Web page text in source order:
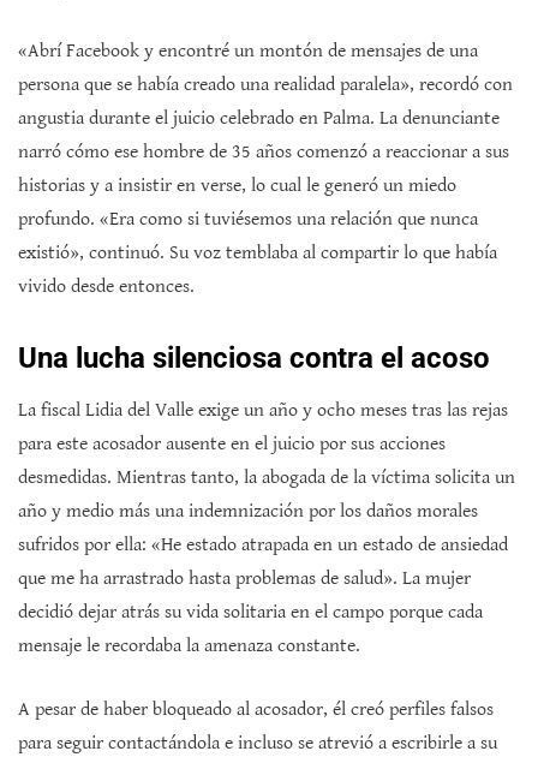
«Abrí Facebook y encontré un montón de mensajes de una
persona que se había creado una realidad paralela», recordó con
angustia durante el juicio celebrado en Palma. La denunciante
narró cómo ese hombre de 35 años comenzó a reaccionar a sus
historias y a insistir en verse, lo cual le generó un miedo
profundo. «Era como si tuviésemos una relación que nunca
existió», continuó. Su voz temblaba al compartir lo que había
vivido desde entonces.
Una lucha silenciosa contra el acoso
La fiscal Lidia del Valle exige un año y ocho meses tras las rejas
para este acosador ausente en el juicio por sus acciones
desmedidas. Mientras tanto, la abogada de la víctima solicita un
año y medio más una indemnización por los daños morales
sufridos por ella: «He estado atrapada en un estado de ansiedad
que me ha arrastrado hasta problemas de salud». La mujer
decidió dejar atrás su vida solitaria en el campo porque cada
mensaje le recordaba la amenaza constante.
A pesar de haber bloqueado al acosador, él creó perfiles falsos
para seguir contactándola e incluso se atrevió a escribirle a su